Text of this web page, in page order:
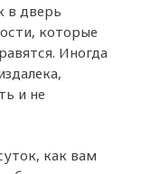
в дверь
которые
Иногда
и не
как вам